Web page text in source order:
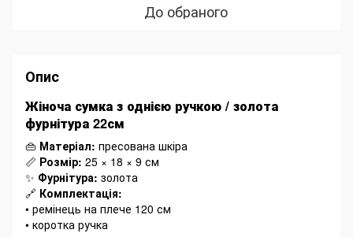
До обраного
Опис
Жіноча сумка з однією ручкою / золота
фурнітура 22см
👜 Матеріал: пресована шкіра
📏 Розмір: 25 × 18 × 9 см
✨ Фурнітура: золота
🔗 Комплектація:
• ремінець на плече 120 см
• коротка ручка